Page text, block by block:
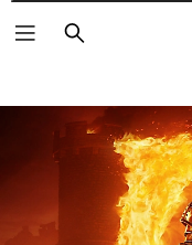
検
索